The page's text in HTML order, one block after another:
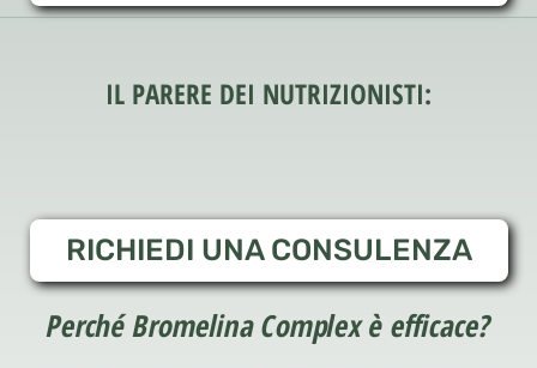
IL PARERE DEI NUTRIZIONISTI:
RICHIEDI UNA CONSULENZA
Perché Bromelina Complex è efficace?